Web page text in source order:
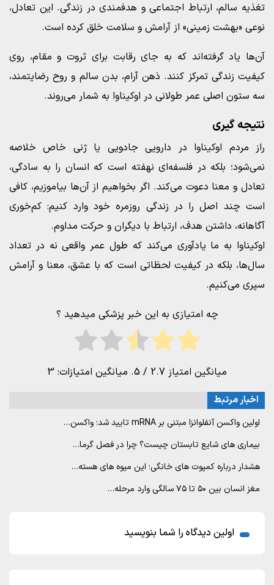
تغذیه سالم، ارتباط اجتماعی و هدفمندی در زندگی. این تعادل،
نوعی «بهشت زمینی» از آرامش و سلامت خلق کرده است.
آن‌ها یاد گرفته‌اند که به جای رقابت برای ثروت و مقام، روی
کیفیت زندگی تمرکز کنند. ذهن آرام، بدن سالم و روح رضایتمند،
سه ستون اصلی عمر طولانی در اوکیناوا به شمار می‌روند.
نتیجه‌ گیری
راز مردم اوکیناوا در دارویی جادویی یا ژنی خاص خلاصه
نمی‌شود؛ بلکه در فلسفه‌ای نهفته است که انسان را به سادگی،
تعادل و معنا دعوت می‌کند. اگر بخواهیم از آن‌ها بیاموزیم، کافی
است چند اصل را در زندگی روزمره خود وارد کنیم: کم‌خوری
آگاهانه، داشتن هدف، ارتباط با دیگران و حرکت مداوم.
اوکیناوا به ما یادآوری می‌کند که طول عمر واقعی نه در تعداد
سال‌ها، بلکه در کیفیت لحظاتی است که با عشق، معنا و آرامش
سپری می‌کنیم.
چه امتیازی به این خبر پزشکی میدهید ؟
میانگین امتیاز 2.7 / 5. میانگین امتیازات: 3
اخبار مرتبط
اولین واکسن آنفلوانزا مبتنی بر mRNA تایید شد؛ واکسن…
بیماری های شایع تابستان چیست؟ چرا در فصل گرما…
هشدار درباره کمپوت های خانگی؛ این میوه های هسته…
مغز انسان بین ۵۰ تا ۷۵ سالگی وارد مرحله…
اولین دیدگاه را شما بنویسید